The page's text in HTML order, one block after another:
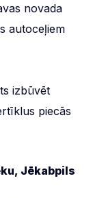
novada
autoceļiem
izbūvēt
piecās
Jēkabpils